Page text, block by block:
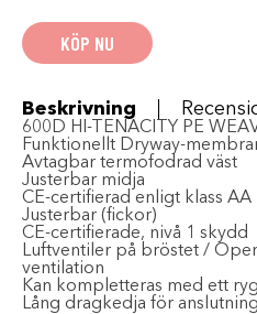
Svart/Grå/Röd
mängd
KÖP NU
Beskrivning
600D HI-TENACITY PE
Funktionellt Dryway-
Avtagbar termofodrad väst
Justerbar midja
CE-certifierad enligt klass AA
Justerbar (fickor)
CE-certifierade, nivå 1 skydd
Luftventiler på bröstet /
ventilation
Kan kompletteras med ett
Lång dragkedja för